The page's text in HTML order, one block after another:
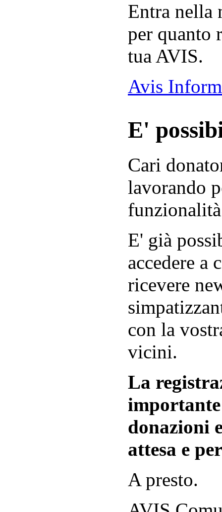
Entra nella
per quanto
tua AVIS.
Avis
E'
Cari
lavorando
E' già
accedere a
ricevere
con la
vicini.
La
donazioni
attesa e
A presto.